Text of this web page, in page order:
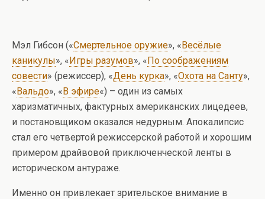
Мэл Гибсон («Смертельное оружие», «Весёлые
каникулы», «Игры разумов», «По соображениям
совести» (режиссер), «День курка», «Охота на Санту»,
«Вальдо», «В эфире«) – один из самых
харизматичных, фактурных американских лицедеев,
и постановщиком оказался недурным. Апокалипсис
стал его четвертой режиссерской работой и хорошим
примером драйвовой приключенческой ленты в
историческом антураже.
Именно он привлекает зрительское внимание в